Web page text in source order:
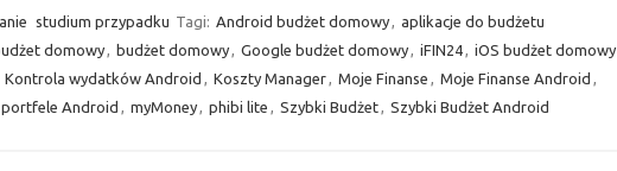
studium przypadku Tagi: Android budżet domowy, aplikacje do budżetu
domowy, budżet domowy, Google budżet domowy, iFIN24, iOS budżet domowy
Kontrola wydatków Android , Koszty Manager, Moje Finanse , Moje Finanse Android ,
Android , myMoney, phibi lite , Szybki Budżet, Szybki Budżet Android